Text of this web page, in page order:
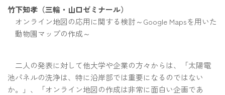
竹下知孝（三輪・山口ゼミナール）
オンライン地図の応用に関する検討～Google Mapsを用いた
動物園マップの作成～
二人の発表に対して他大学や企業の方々からは、「太陽電
池パネルの洗浄は、特に沿岸部では重要になるのではない
か。」、「オンライン地図の作成は非常に面白い企画であ